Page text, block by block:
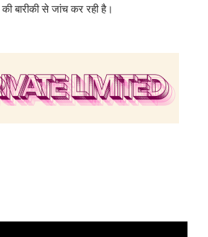
बारीकी से जांच कर रही है।